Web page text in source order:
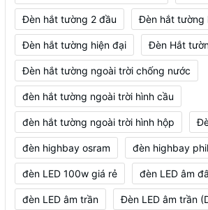
Đèn hắt tường 2 đầu Đèn hắt tường
Đèn hắt tường hiện đại Đèn Hắt
Đèn hắt tường ngoài trời chống nước
đèn hắt tường ngoài trời hình cầu
đèn hắt tường ngoài trời hình hộp
đèn highbay osram đèn highbay
đèn LED 100w giá rẻ đèn LED âm
đèn LED âm trần Đèn LED âm trần